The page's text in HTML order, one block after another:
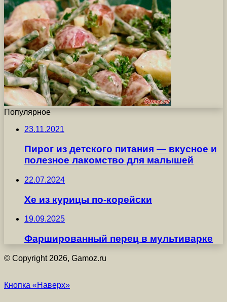
Популярное
23.11.2021
Пирог из детского питания — вкусное и
полезное лакомство для малышей
22.07.2024
Хе из курицы по-корейски
19.09.2025
Фаршированный перец в мультиварке
© Copyright 2026, Gamoz.ru
Кнопка «Наверх»